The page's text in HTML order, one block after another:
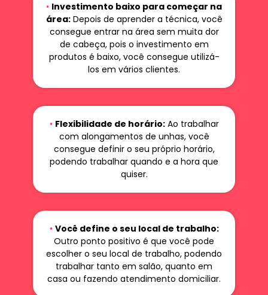
• Investimento baixo para começar na
área:Depois de aprender a técnica, você
consegue entrar na área sem muita dor
de cabeça, pois o investimento em
produtos é baixo, você consegue utilizá-
los em vários clientes.
• Flexibilidade de horário:Ao trabalhar
com alongamentos de unhas, você
consegue definir o seu próprio horário,
podendo trabalhar quando e a hora que
quiser.
• Você define o seu local de trabalho:
Outro ponto positivo é que você pode
escolher o seu local de trabalho, podendo
trabalhar tanto em salão, quanto em
casa ou fazendo atendimento domiciliar.